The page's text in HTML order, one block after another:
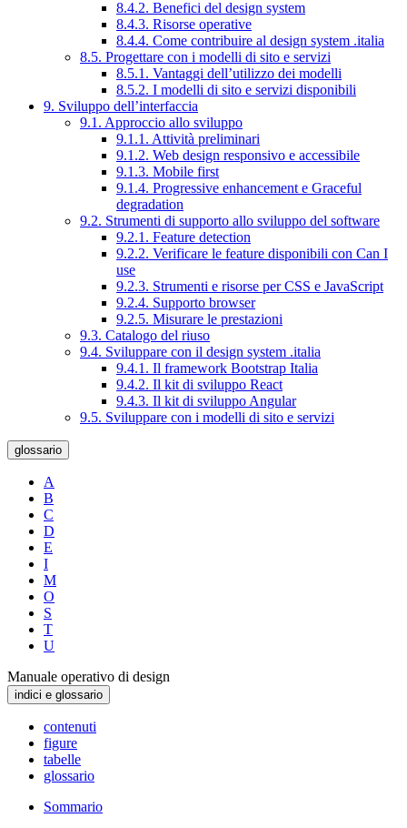
8.4.2. Benefici del design system
8.4.3. Risorse operative
8.4.4. Come contribuire al design system .italia
8.5. Progettare con i modelli di sito e servizi
8.5.1. Vantaggi dell’utilizzo dei modelli
8.5.2. I modelli di sito e servizi disponibili
9. Sviluppo dell’interfaccia
9.1. Approccio allo sviluppo
9.1.1. Attività preliminari
9.1.2. Web design responsivo e accessibile
9.1.3. Mobile first
9.1.4. Progressive enhancement e Graceful
degradation
9.2. Strumenti di supporto allo sviluppo del software
9.2.1. Feature detection
9.2.2. Verificare le feature disponibili con Can I
use
9.2.3. Strumenti e risorse per CSS e JavaScript
9.2.4. Supporto browser
9.2.5. Misurare le prestazioni
9.3. Catalogo del riuso
9.4. Sviluppare con il design system .italia
9.4.1. Il framework Bootstrap Italia
9.4.2. Il kit di sviluppo React
9.4.3. Il kit di sviluppo Angular
9.5. Sviluppare con i modelli di sito e servizi
glossario
A
B
C
D
E
I
M
O
S
T
U
Manuale operativo di design
indici e glossario
contenuti
figure
tabelle
glossario
Sommario